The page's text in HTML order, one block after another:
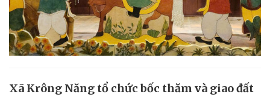
Xã Krông Năng tổ chức bốc thăm và giao đất